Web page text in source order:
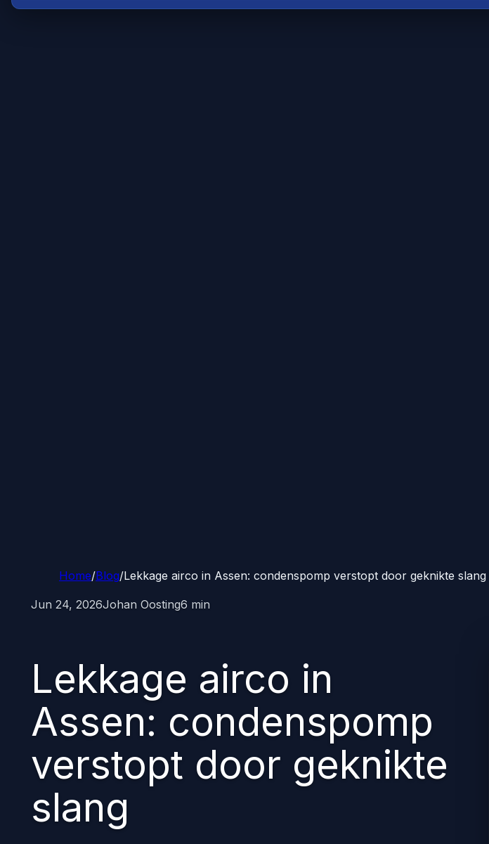
Home/Blog/Lekkage airco in Assen: condenspomp verstopt door geknikte slang
Jun 24, 2026Johan Oosting6 min
Lekkage airco in
Assen: condenspomp
verstopt door geknikte
slang